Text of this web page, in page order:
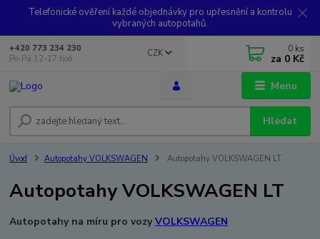
Telefonické ověření každé objednávky pro upřesnění a kontrolu
vybraných autopotahů.
Menu
CZK
Hledat
+420 773 234 230
Po-Pá 12-17 hod.
0 ks
za 0 Kč
Úvod Autopotahy VOLKSWAGEN Autopotahy VOLKSWAGEN LT
Autopotahy VOLKSWAGEN LT
Autopotahy na míru pro vozyVOLKSWAGEN